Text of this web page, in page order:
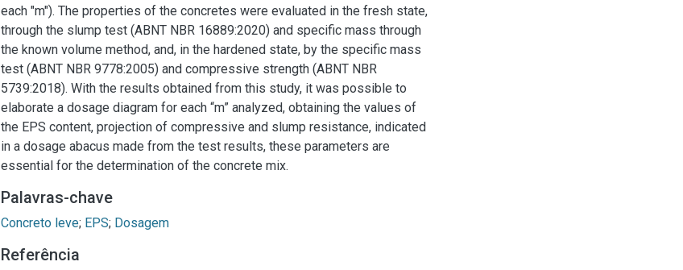
each "m"). The properties of the concretes were evaluated in the fresh state,
through the slump test (ABNT NBR 16889:2020) and specific mass through
the known volume method, and, in the hardened state, by the specific mass
test (ABNT NBR 9778:2005) and compressive strength (ABNT NBR
5739:2018). With the results obtained from this study, it was possible to
elaborate a dosage diagram for each “m” analyzed, obtaining the values of
the EPS content, projection of compressive and slump resistance, indicated
in a dosage abacus made from the test results, these parameters are
essential for the determination of the concrete mix.
Palavras-chave
Concreto leve; EPS; Dosagem
Referência